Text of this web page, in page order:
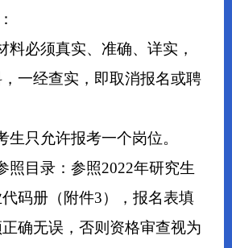
料必须真实、准确、详实，
一经查实，即取消报名或聘
生只允许报考一个岗位。
照目录：参照2022年研究生
码册（附件3），报名表填
确无误，否则资格审查视为